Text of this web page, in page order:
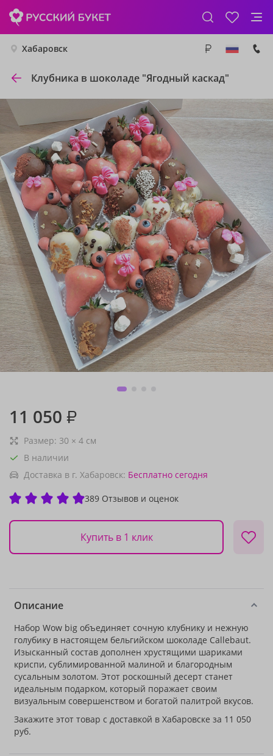
Хабаровск
Клубника в шоколаде "Ягодный каскад"
11 050 ₽
Размер: 30 × 4 см
В наличии
Доставка в г. Хабаровск: Бесплатно сегодня
389 Отзывов и оценок
Купить в 1 клик
Описание
Набор Wow big объединяет сочную клубнику и нежную
голубику в настоящем бельгийском шоколаде Callebaut.
Изысканный состав дополнен хрустящими шариками
криспи, сублимированной малиной и благородным
сусальным золотом. Этот роскошный десерт станет
идеальным подарком, который поражает своим
визуальным совершенством и богатой палитрой вкусов.
Закажите этот товар с доставкой в Хабаровске за 11 050
руб.